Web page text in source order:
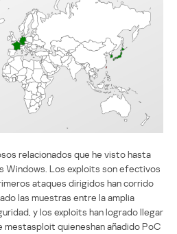
relacionados que he visto hasta
Windows. Los exploits son efectivos
ataques dirigidos han corrido
las muestras entre la amplia
y los exploits han logrado llegar
quieneshan añadido PoC